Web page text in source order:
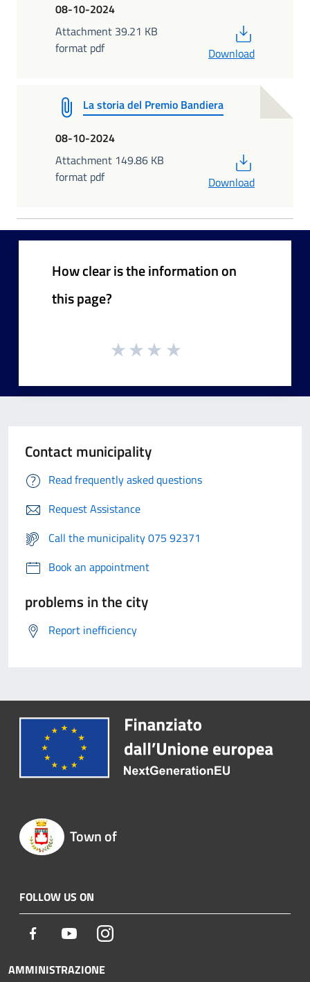
08-10-2024
Attachment 39.21 KB
format pdf
Download
La storia del Premio Bandiera
08-10-2024
Attachment 149.86 KB
format pdf
Download
How clear is the information on
this page?
Contact municipality
Read frequently asked questions
Request Assistance
Call the municipality 075 92371
Book an appointment
problems in the city
Report inefficiency
Town of
FOLLOW US ON
Facebook YoutubeInstagram
AMMINISTRAZIONE